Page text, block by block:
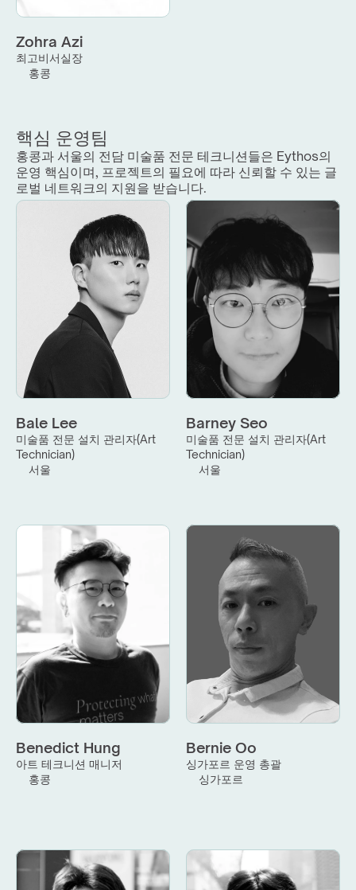
Zohra Azi
최고비서실장
홍콩
핵심 운영팀
홍콩과 서울의 전담 미술품 전문 테크니션들은 Eythos의
운영 핵심이며, 프로젝트의 필요에 따라 신뢰할 수 있는 글
로벌 네트워크의 지원을 받습니다.
Bale Lee
미술품 전문 설치 관리자(Art
Technician)
서울
Barney Seo
미술품 전문 설치 관리자(Art
Technician)
서울
Benedict Hung
아트 테크니션 매니저
홍콩
Bernie Oo
싱가포르 운영 총괄
싱가포르